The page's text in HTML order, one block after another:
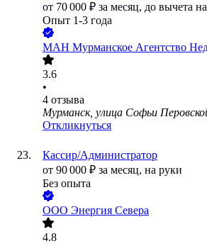
от 70 000 ₽ за месяц, до вычета
Опыт 1-3 года
МАН Мурманское Агентство
3.6
•
4 отзыва
Мурманск, улица Софьи
Откликнуться
Кассир/Администратор
от 90 000 ₽ за месяц, на руки
Без опыта
ООО Энергия Севера
4.8